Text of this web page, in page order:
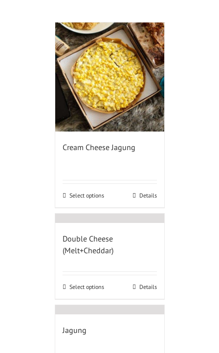
Cream Cheese Jagung
Select options Details
Double Cheese
(Melt+Cheddar)
Select options Details
Jagung